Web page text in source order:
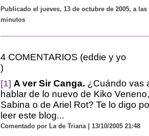
Publicado el jueves, 13 de octubre de 2005, a las
minutos
4 COMENTARIOS (eddie y yo
)
[1] A ver Sir Canga. ¿Cuándo vas
hablar de lo nuevo de Kiko
Sabina o de Ariel Rot? Te lo digo
leer este blog...
Comentado por La de Triana | 13/10/2005 21:48